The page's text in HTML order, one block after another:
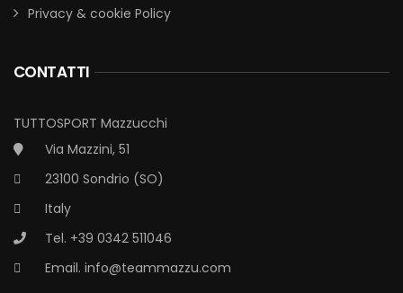
Privacy & cookie Policy
CONTATTI
TUTTOSPORT Mazzucchi
Via Mazzini, 51
23100 Sondrio (SO)
Italy
Tel. +39 0342 511046
Email. info@teammazzu.com